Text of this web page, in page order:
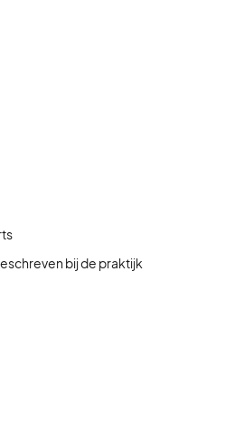
bij de praktijk